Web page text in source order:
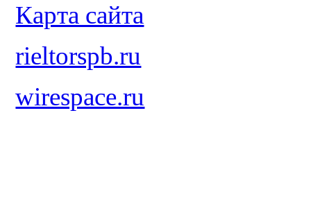
Карта сайта
rieltorspb.ru
wirespace.ru